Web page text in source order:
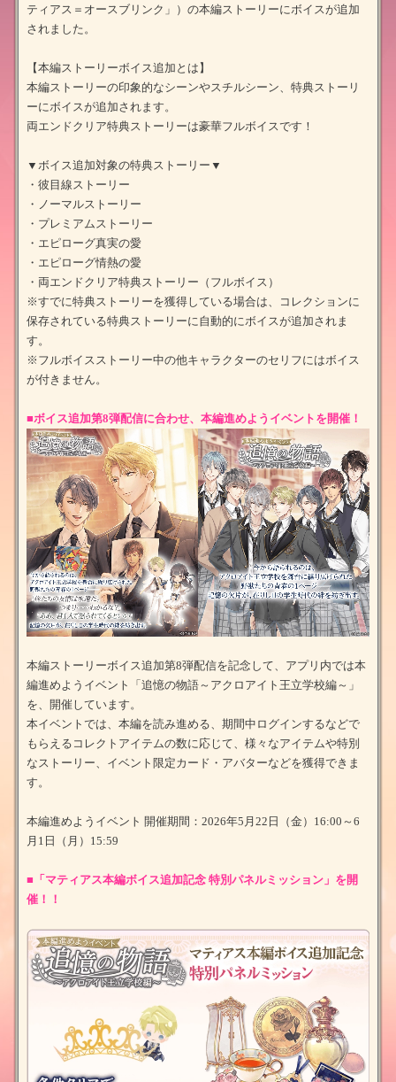
ティアス＝オースブリンク」）の本編ストーリーにボイスが追加
されました。
【本編ストーリーボイス追加とは】
本編ストーリーの印象的なシーンやスチルシーン、特典ストーリ
ーにボイスが追加されます。
両エンドクリア特典ストーリーは豪華フルボイスです！
▼ボイス追加対象の特典ストーリー▼
・彼目線ストーリー
・ノーマルストーリー
・プレミアムストーリー
・エピローグ真実の愛
・エピローグ情熱の愛
・両エンドクリア特典ストーリー（フルボイス）
※すでに特典ストーリーを獲得している場合は、コレクションに
保存されている特典ストーリーに自動的にボイスが追加されま
す。
※フルボイスストーリー中の他キャラクターのセリフにはボイス
が付きません。
■ボイス追加第8弾配信に合わせ、本編進めようイベントを開催！
本編ストーリーボイス追加第8弾配信を記念して、アプリ内では本
編進めようイベント「追憶の物語～アクロアイト王立学校編～」
を、開催しています。
本イベントでは、本編を読み進める、期間中ログインするなどで
もらえるコレクトアイテムの数に応じて、様々なアイテムや特別
なストーリー、イベント限定カード・アバターなどを獲得できま
す。
本編進めようイベント 開催期間：2026年5月22日（金）16:00～6
月1日（月）15:59
■「マティアス本編ボイス追加記念 特別パネルミッション」を開
催！
！